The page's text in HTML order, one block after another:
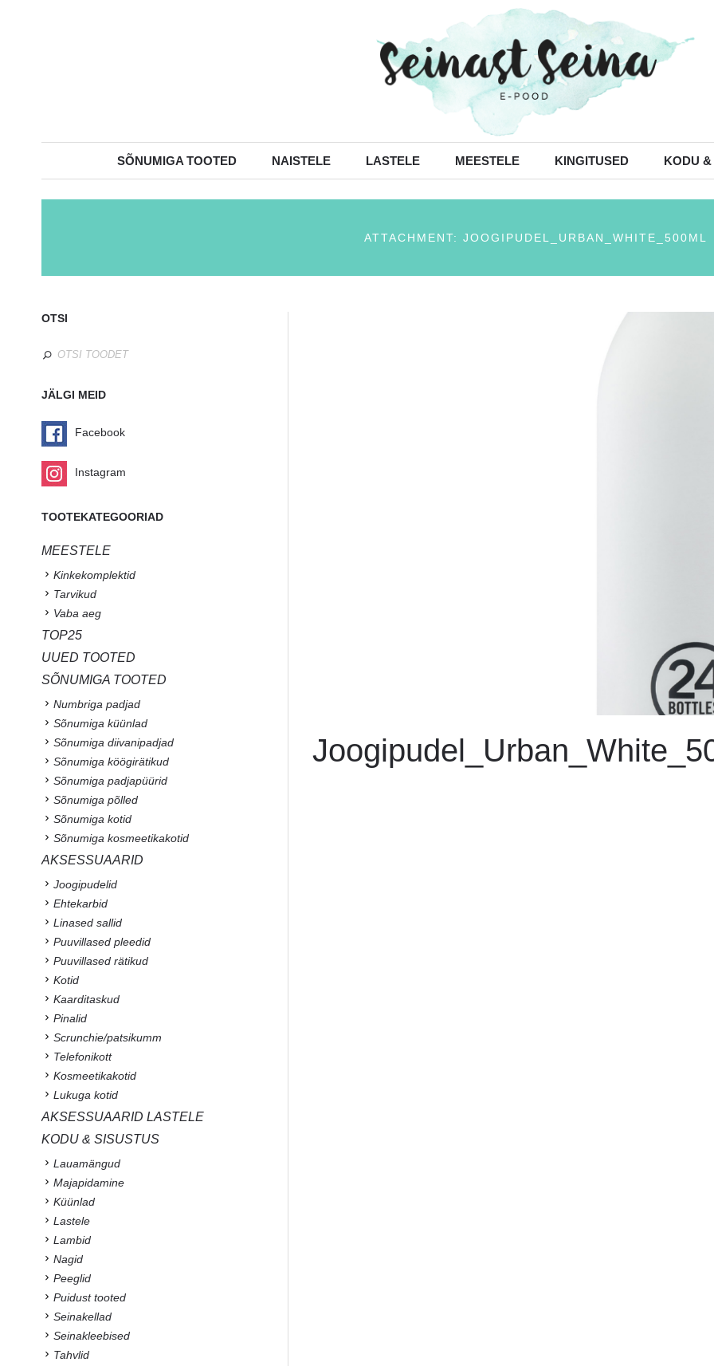
SÕNUMIGA TOOTED NAISTELE LASTELE MEESTELE KINGITUSED KODU &
ATTACHMENT: JOOGIPUDEL_URBAN_WHITE_500ML
OTSI
JÄLGI MEID
Facebook
Instagram
TOOTEKATEGOORIAD
MEESTELE
Kinkekomplektid
Tarvikud
Vaba aeg
TOP25
UUED TOOTED
SÕNUMIGA TOOTED
Numbriga padjad
Sõnumiga küünlad
Sõnumiga diivanipadjad
Sõnumiga köögirätikud
Sõnumiga padjapüürid
Sõnumiga põlled
Sõnumiga kotid
Sõnumiga kosmeetikakotid
AKSESSUAARID
Joogipudelid
Ehtekarbid
Linased sallid
Puuvillased pleedid
Puuvillased rätikud
Kotid
Kaarditaskud
Pinalid
Scrunchie/patsikumm
Telefonikott
Kosmeetikakotid
Lukuga kotid
AKSESSUAARID LASTELE
KODU & SISUSTUS
Lauamängud
Majapidamine
Küünlad
Lastele
Lambid
Nagid
Peeglid
Puidust tooted
Seinakellad
Seinakleebised
Tahvlid